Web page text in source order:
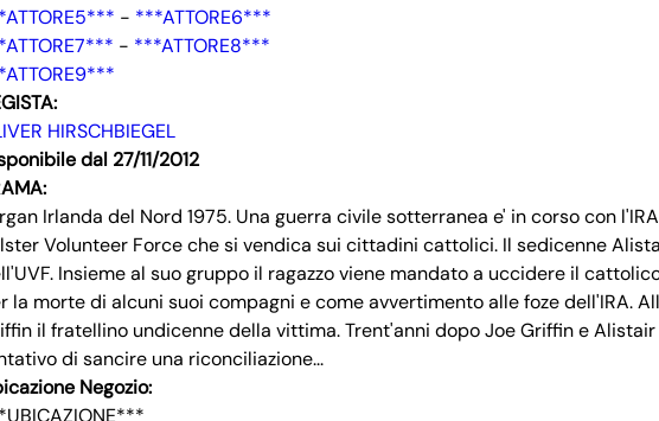
- ***ATTORE6***
- ***ATTORE8***
HIRSCHBIEGEL
dal 27/11/2012
Irlanda del Nord 1975. Una guerra civile sotterranea e' in corso con
Volunteer Force che si vendica sui cittadini cattolici. Il sedicenne
Insieme al suo gruppo il ragazzo viene mandato a uccidere il
la morte di alcuni suoi compagni e come avvertimento alle foze dell'IRA.
il fratellino undicenne della vittima. Trent'anni dopo Joe Griffin e
di sancire una riconciliazione...
Negozio: